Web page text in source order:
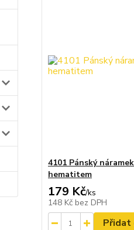
4101 Pánský
hematitem
179 Kč/ks
148 Kč bez DPH
Přidat